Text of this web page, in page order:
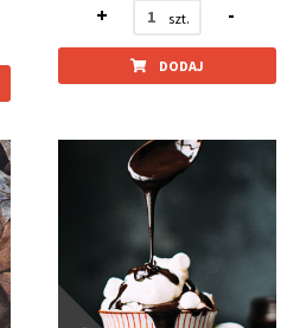
+
-
DODAJ